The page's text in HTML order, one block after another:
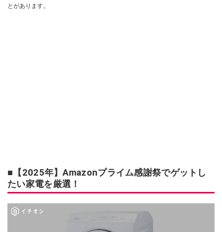
とがあります。
■【2025年】Amazonプライム感謝祭でゲットし
たい家電を厳選！